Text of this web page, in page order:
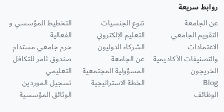
روابط سريعة
عن الجامعة
التقويم الجامعي
الاعتمادات
والتصنيفات الأكاديمية
الخريجون
Blog
الوظائف
تنوع الجنسيات
التعليم الإلكتروني
الشركاء الدوليون
عن الجامعة
المسؤولية المجتمعية
الخطة الاستراتيجية
التخطيط المؤسسي و
الفعالية
حرم جامعي مستدام
صندوق ثامر للتكافل
التعليمي
تسجيل الموردين
الوثائق المؤسسية